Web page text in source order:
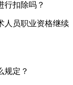
行扣除吗？
人员职业资格继续
规定？